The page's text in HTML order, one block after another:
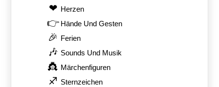
❤ Herzen
👉 Hände Und Gesten
🎉 Ferien
🎶 Sounds Und Musik
👸 Märchenfiguren
♐ Sternzeichen